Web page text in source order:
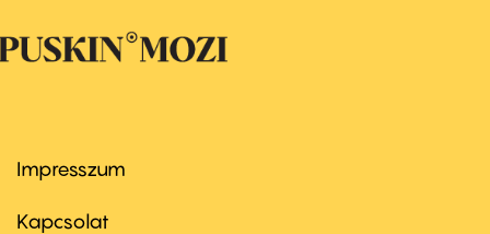
Footer
first
Impresszum
Kapcsolat